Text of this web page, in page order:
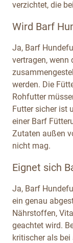
verzichtet, die
Wird Barf
Ja, Barf
vertragen, wenn
werden. Die
Rohfutter
Futter sicher ist
einer Barf
Zutaten außen
nicht mag.
Eignet sich
Ja, Barf
ein genau
Nährstoffen,
geachtet wird.
kritischer als bei